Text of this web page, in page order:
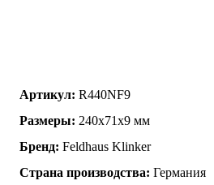
Артикул: R440NF9
Размеры: 240x71x9 мм
Бренд: Feldhaus Klinker
Страна производства: Германия